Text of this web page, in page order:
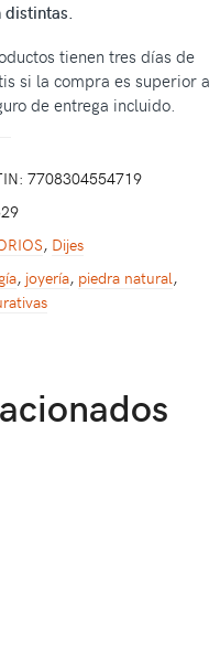
distintas.
tienen tres días de
si la compra es superior a
de entrega incluido.
7708304554719
, Dijes
, joyería, piedra natural,